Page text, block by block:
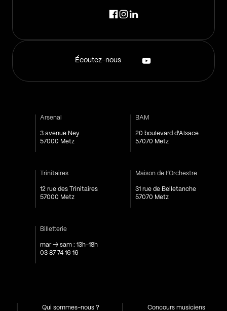
Écoutez-nous
Arsenal
3 avenue Ney
57000 Metz
BAM
20 boulevard d'Alsace
57070 Metz
Trinitaires
12 rue des Trinitaires
57000 Metz
Maison de l’Orchestre
31 rue de Belletanche
57070 Metz
Billetterie
mar → sam : 13h-18h
03 87 74 16 16
Qui sommes-nous ?
Concours musiciens